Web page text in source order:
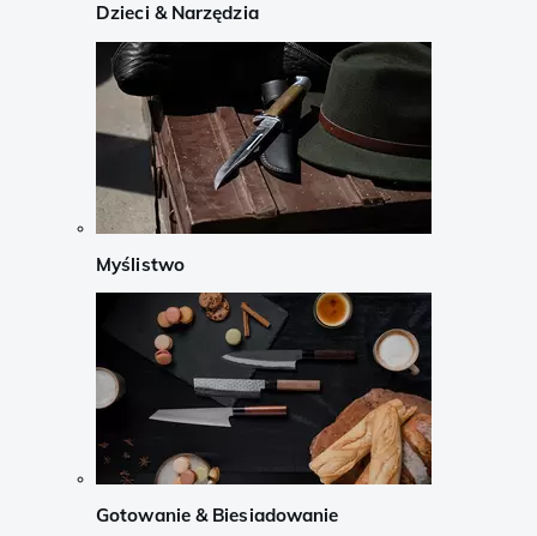
Dzieci & Narzędzia
Myślistwo
Gotowanie & Biesiadowanie